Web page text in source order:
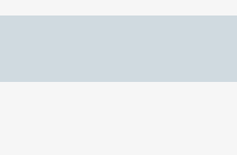
brilho.